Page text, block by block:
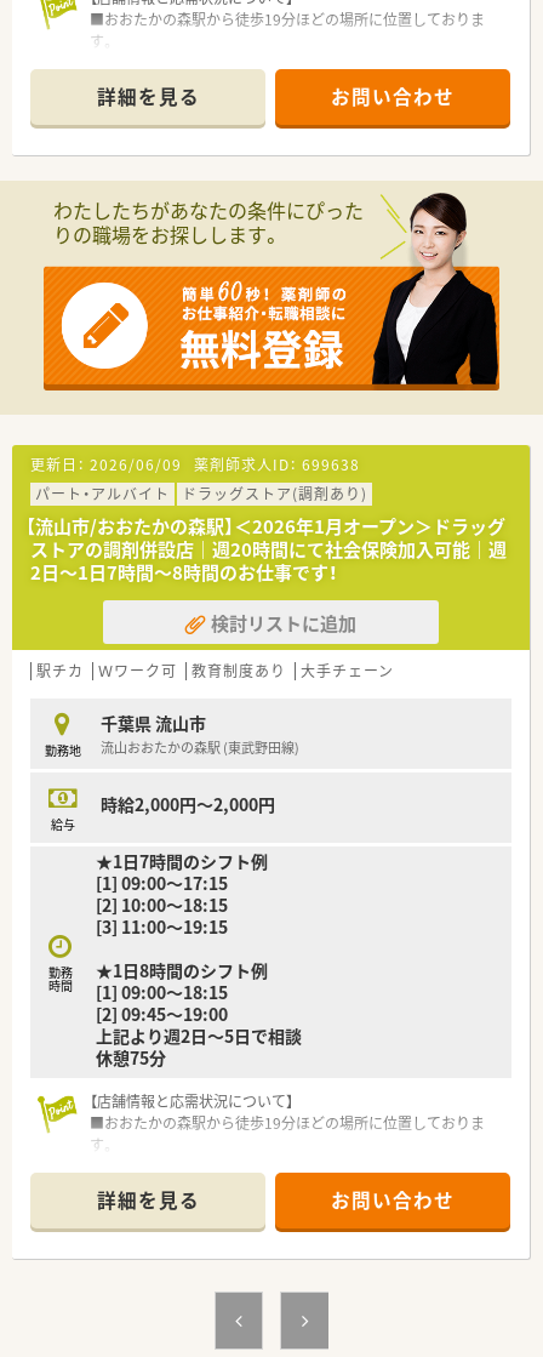
■おおたかの森駅から徒歩19分ほどの場所に位置しておりま
す。
【法人特徴について】
■埼玉県を中心に約200店舗のドラッグストアと約50店舗の調
剤薬局を展開し、創業から45年以上にわたり地域に密着してい
■経営陣が薬剤師資格を保有しているため現場の状況を深く理
解しており、スタッフの声を大切にする風通しの良い組織文化で
す。
■売上高は右肩上がりで推移しており、安定した経営基盤を背景
に今後もさらなる店舗網の拡大とサービス向上を目指していま
す。
【職場環境と雰囲気】
■驚異の調剤過誤率0.03%を実現する高度なシステムが全店舗
に備わっており、一人薬剤師の時間帯でも安心して業務に臨めま
す。
全社員が一丸となって助け合う温かく活気のある雰囲気です。
■社員割引制度により医薬品や日用品を原価に近い価格でお得
に購入できるなど、日々の生活をサポートする福利厚生も好評で
す。
【こんな取り組みをしています】
■音声薬歴システムの「ENIFvoice」を全店で導入しており、薬歴
作成に掛かる時間を大幅に短縮し業務の効率化を推進していま
■自動監査システムの「ATTELNO2」を活用することで調剤過誤
を極限まで防ぎ、精度の高い安全な調剤体制を構築しています。
が用意されており、休日には仲間や家族と楽しく過ごせます。
詳細を見る お問い合わせ
わたしたちがあなたの条件にぴった
りの職場をお探しします。
更新日： 2026/06/09 薬剤師求人ID： 699638
パート・アルバイト
ドラッグストア(調剤あり)
【流山市/おおたかの森駅】＜2026年1月オープン＞ドラッグ
ストアの調剤併設店｜週20時間にて社会保険加入可能｜週
2日～1日7時間～8時間のお仕事です！
検討リストに追加
駅チカ Ｗワーク可 教育制度あり 大手チェーン
勤務地
千葉県 流山市
流山おおたかの森駅 (東武野田線)
給与
時給2,000円～2,000円
勤務
時間
★1日7時間のシフト例
[1] 09:00～17:15
[2] 10:00～18:15
[3] 11:00～19:15
★1日8時間のシフト例
[1] 09:00～18:15
[2] 09:45～19:00
上記より週2日～5日で相談
休憩75分
【店舗情報と応需状況について】
■おおたかの森駅から徒歩19分ほどの場所に位置しておりま
す。
【法人特徴について】
■埼玉県を中心に約200店舗のドラッグストアと約50店舗の調
剤薬局を展開し、創業から45年以上にわたり地域に密着してい
■経営陣が薬剤師資格を保有しているため現場の状況を深く理
解しており、スタッフの声を大切にする風通しの良い組織文化で
詳細を見る お問い合わせ